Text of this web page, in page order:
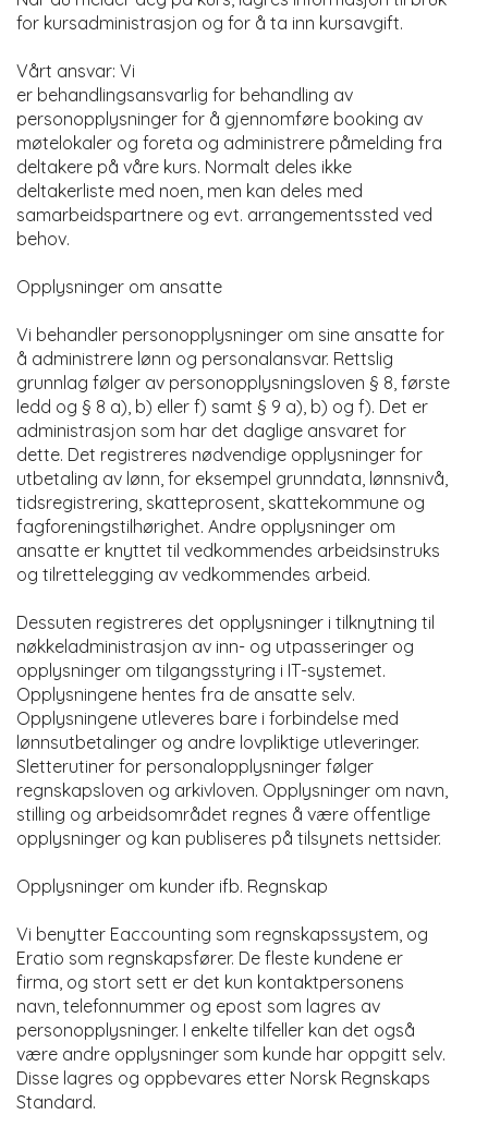
for kursadministrasjon og for å ta inn kursavgift.
Vårt ansvar: Vi
er behandlingsansvarlig for behandling av
personopplysninger for å gjennomføre booking av
møtelokaler og foreta og administrere påmelding fra
deltakere på våre kurs. Normalt deles ikke
deltakerliste med noen, men kan deles med
samarbeidspartnere og evt. arrangementssted ved
behov.
Opplysninger om ansatte
Vi behandler personopplysninger om sine ansatte for
å administrere lønn og personalansvar. Rettslig
grunnlag følger av personopplysningsloven § 8, første
ledd og § 8 a), b) eller f) samt § 9 a), b) og f). Det er
administrasjon som har det daglige ansvaret for
dette. Det registreres nødvendige opplysninger for
utbetaling av lønn, for eksempel grunndata, lønnsnivå,
tidsregistrering, skatteprosent, skattekommune og
fagforeningstilhørighet. Andre opplysninger om
ansatte er knyttet til vedkommendes arbeidsinstruks
og tilrettelegging av vedkommendes arbeid.
Dessuten registreres det opplysninger i tilknytning til
nøkkeladministrasjon av inn- og utpasseringer og
opplysninger om tilgangsstyring i IT-systemet.
Opplysningene hentes fra de ansatte selv.
Opplysningene utleveres bare i forbindelse med
lønnsutbetalinger og andre lovpliktige utleveringer.
Sletterutiner for personalopplysninger følger
regnskapsloven og arkivloven. Opplysninger om navn,
stilling og arbeidsområdet regnes å være offentlige
opplysninger og kan publiseres på tilsynets nettsider.
Opplysninger om kunder ifb. Regnskap
Vi benytter Eaccounting som regnskapssystem, og
Eratio som regnskapsfører. De fleste kundene er
firma, og stort sett er det kun kontaktpersonens
navn, telefonnummer og epost som lagres av
personopplysninger. I enkelte tilfeller kan det også
være andre opplysninger som kunde har oppgitt selv.
Disse lagres og oppbevares etter Norsk Regnskaps
Standard.